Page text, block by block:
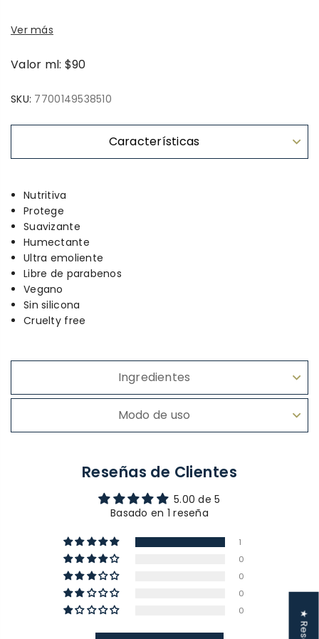
Ver más
Valor ml: $90
SKU: 7700149538510
Características
Nutritiva
Protege
Suavizante
Humectante
Ultra emoliente
Libre de parabenos
Vegano
Sin silicona
Cruelty free
Ingredientes
Modo de uso
Reseñas de Clientes
5.00 de 5
Basado en 1 reseña
1
0
0
0
0